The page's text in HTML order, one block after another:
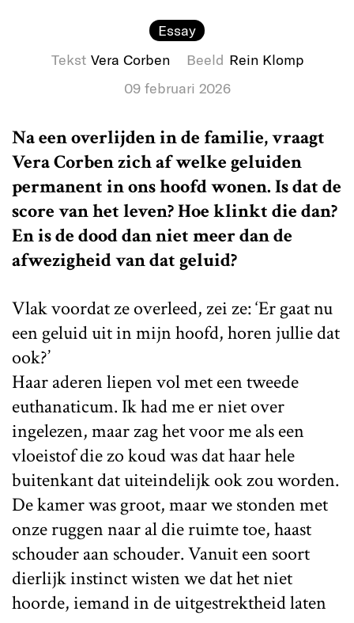
Essay
Tekst Vera Corben Beeld Rein Klomp
09 februari 2026
Na een overlijden in de familie, vraagt
Vera Corben zich af welke geluiden
permanent in ons hoofd wonen. Is dat de
score van het leven? Hoe klinkt die dan?
En is de dood dan niet meer dan de
afwezigheid van dat geluid?
Vlak voordat ze overleed, zei ze: ‘Er gaat nu
een geluid uit in mijn hoofd, horen jullie dat
ook?’
Haar aderen liepen vol met een tweede
euthanaticum. Ik had me er niet over
ingelezen, maar zag het voor me als een
vloeistof die zo koud was dat haar hele
buitenkant dat uiteindelijk ook zou worden.
De kamer was groot, maar we stonden met
onze ruggen naar al die ruimte toe, haast
schouder aan schouder. Vanuit een soort
dierlijk instinct wisten we dat het niet
hoorde, iemand in de uitgestrektheid laten